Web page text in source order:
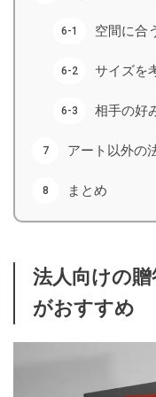
空間に合
サイズを
相手の好
アート以外の
まとめ
法人向けの
がおすすめ